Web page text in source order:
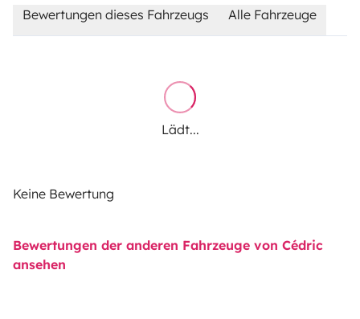
Bewertungen dieses Fahrzeugs Alle Fahrzeuge
Lädt...
Keine Bewertung
Bewertungen der anderen Fahrzeuge von Cédric
ansehen